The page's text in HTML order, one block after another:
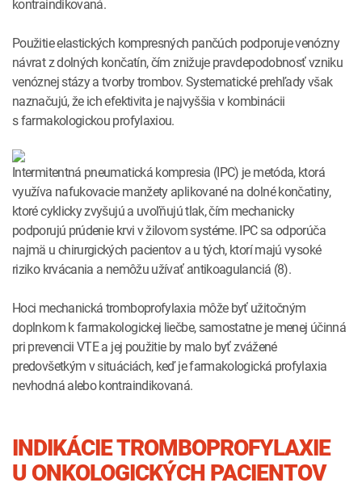
kontraindikovaná.
Použitie elastických kompresných pančúch podporuje venózny
návrat z dolných končatín, čím znižuje pravdepodobnosť vzniku
venóznej stázy a tvorby trombov. Systematické prehľady však
naznačujú, že ich efektivita je najvyššia v kombinácii
s farmakologickou profylaxiou.
Intermitentná pneumatická kompresia (IPC) je metóda, ktorá
využíva nafukovacie manžety aplikované na dolné končatiny,
ktoré cyklicky zvyšujú a uvoľňujú tlak, čím mechanicky
podporujú prúdenie krvi v žilovom systéme. IPC sa odporúča
najmä u chirurgických pacientov a u tých, ktorí majú vysoké
riziko krvácania a nemôžu užívať antikoagulanciá (8).
Hoci mechanická tromboprofylaxia môže byť užitočným
doplnkom k farmakologickej liečbe, samostatne je menej účinná
pri prevencii VTE a jej použitie by malo byť zvážené
predovšetkým v situáciách, keď je farmakologická profylaxia
nevhodná alebo kontraindikovaná.
INDIKÁCIE TROMBOPROFYLAXIE
U ONKOLOGICKÝCH PACIENTOV